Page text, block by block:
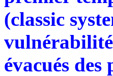
(classic
vulnérabilité
évacués